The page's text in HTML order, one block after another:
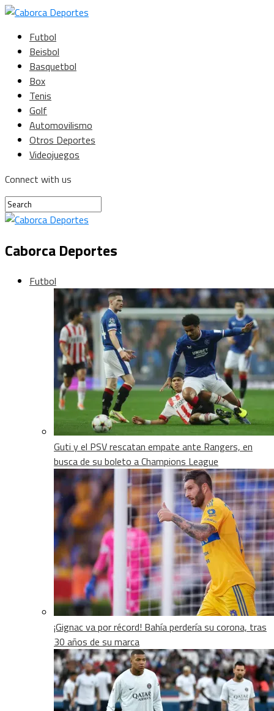
Futbol
Beisbol
Basquetbol
Box
Tenis
Golf
Automovilismo
Otros Deportes
Videojuegos
Connect with us
Caborca Deportes
Futbol
Guti y el PSV rescatan empate ante Rangers, en
busca de su boleto a Champions League
¡Gignac va por récord! Bahía perdería su corona, tras
30 años de su marca